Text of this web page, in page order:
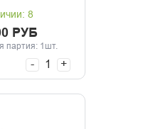
8
РУБ
партия: 1шт.
- +